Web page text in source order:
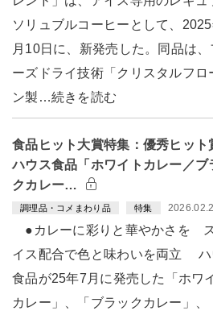
ソリュブルコーヒーとして、
月10日に、新発売した。同品は、
ーズドライ技術「クリスタルフロ
ン製…続きを読む
食品ヒット大賞特集：優秀ヒット
ハウス食品「ホワイトカレー／ブ
クカレー…
調理品・コメまわり品 特集
●カレーに彩りと華やかさを
イス配合で色と味わいを両立 ハ
食品が25年7月に発売した「ホワ
カレー」、「ブラックカレー」、